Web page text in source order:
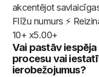
akcentējot
Flīžu numurs ⚡
10+ x5.00+
Vai pastāv
procesu vai
ierobežojumus?